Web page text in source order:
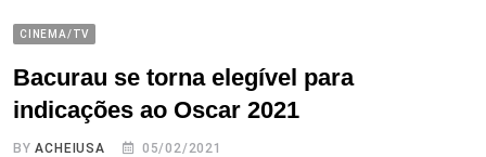
CINEMA/TV
Bacurau se torna elegível para
indicações ao Oscar 2021
BYACHEIUSA 05/02/2021